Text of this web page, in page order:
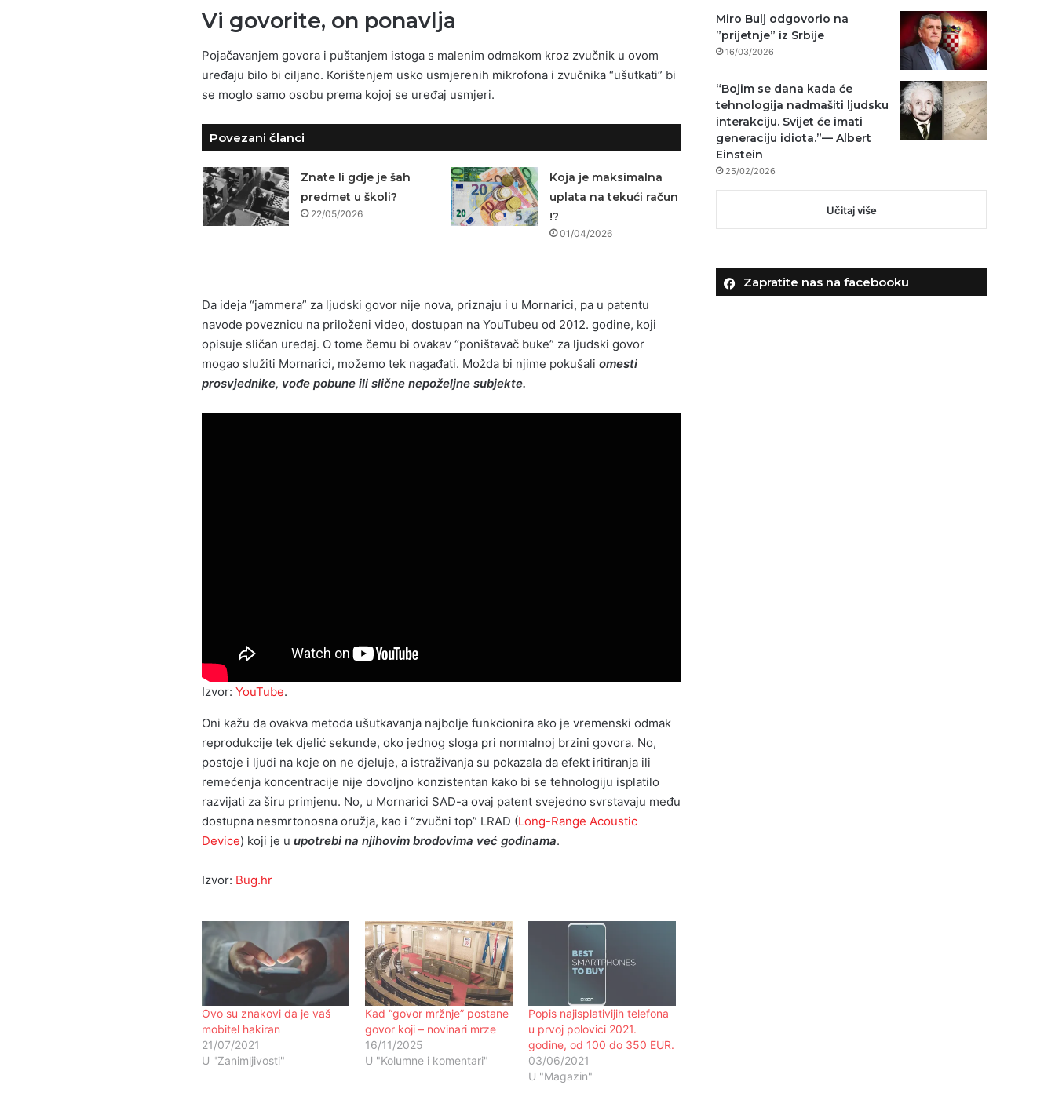
Vi govorite, on ponavlja
Pojačavanjem govora i puštanjem istoga s malenim odmakom kroz zvučnik u ovom
uređaju bilo bi ciljano. Korištenjem usko usmjerenih mikrofona i zvučnika “ušutkati” bi
se moglo samo osobu prema kojoj se uređaj usmjeri.
Povezani članci
Znate li gdje je šah
predmet u školi?
22/05/2026
Koja je maksimalna
uplata na tekući račun
!?
01/04/2026
Da ideja “jammera” za ljudski govor nije nova, priznaju i u Mornarici, pa u patentu
navode poveznicu na priloženi video, dostupan na YouTubeu od 2012. godine, koji
opisuje sličan uređaj. O tome čemu bi ovakav “poništavač buke” za ljudski govor
mogao služiti Mornarici, možemo tek nagađati. Možda bi njime pokušali omesti
prosvjednike, vođe pobune ili slične nepoželjne subjekte.
Izvor: YouTube.
Oni kažu da ovakva metoda ušutkavanja najbolje funkcionira ako je vremenski odmak
reprodukcije tek djelić sekunde, oko jednog sloga pri normalnoj brzini govora. No,
postoje i ljudi na koje on ne djeluje, a istraživanja su pokazala da efekt iritiranja ili
remećenja koncentracije nije dovoljno konzistentan kako bi se tehnologiju isplatilo
razvijati za širu primjenu. No, u Mornarici SAD-a ovaj patent svejedno svrstavaju među
dostupna nesmrtonosna oružja, kao i “zvučni top” LRAD (Long-Range Acoustic
Device) koji je u upotrebi na njihovim brodovima već godinama.
Izvor: Bug.hr
Ovo su znakovi da je vaš
mobitel hakiran
21/07/2021
U "Zanimljivosti"
Kad “govor mržnje” postane
govor koji – novinari mrze
16/11/2025
U "Kolumne i komentari"
Popis najisplativijih telefona
u prvoj polovici 2021.
godine, od 100 do 350 EUR.
03/06/2021
U "Magazin"
Miro Bulj odgovorio na
”prijetnje” iz Srbije
16/03/2026
“Bojim se dana kada će
tehnologija nadmašiti ljudsku
interakciju. Svijet će imati
generaciju idiota.”— Albert
Einstein
25/02/2026
Učitaj više
Zapratite nas na facebooku